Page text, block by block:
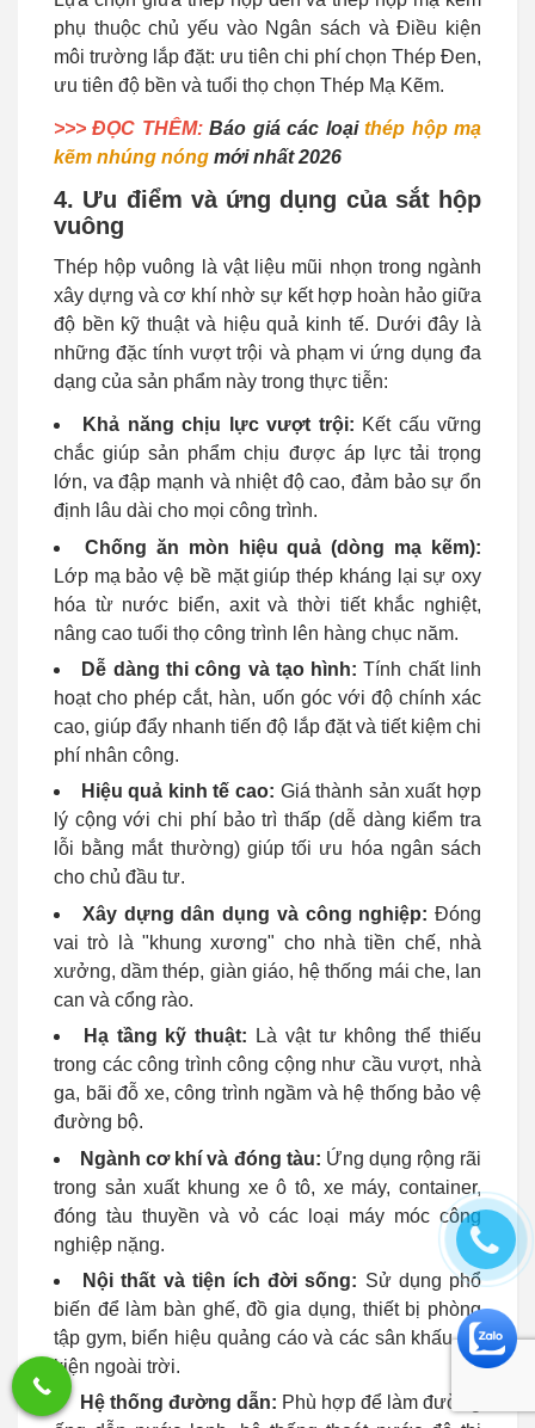
phụ thuộc chủ yếu vào Ngân sách và Điều kiện
môi trường lắp đặt: ưu tiên chi phí chọn Thép Đen,
ưu tiên độ bền và tuổi thọ chọn Thép Mạ Kẽm.
>>> ĐỌC THÊM:Báo giá các loạithép hộp mạ
kẽm nhúng nóng mới nhất 2026
4. Ưu điểm và ứng dụng của sắt hộp
vuông
Thép hộp vuông là vật liệu mũi nhọn trong ngành
xây dựng và cơ khí nhờ sự kết hợp hoàn hảo giữa
độ bền kỹ thuật và hiệu quả kinh tế. Dưới đây là
những đặc tính vượt trội và phạm vi ứng dụng đa
dạng của sản phẩm này trong thực tiễn:
Khả năng chịu lực vượt trội: Kết cấu vững
chắc giúp sản phẩm chịu được áp lực tải trọng
lớn, va đập mạnh và nhiệt độ cao, đảm bảo sự ổn
định lâu dài cho mọi công trình.
Chống ăn mòn hiệu quả (dòng mạ kẽm):
Lớp mạ bảo vệ bề mặt giúp thép kháng lại sự oxy
hóa từ nước biển, axit và thời tiết khắc nghiệt,
nâng cao tuổi thọ công trình lên hàng chục năm.
Dễ dàng thi công và tạo hình: Tính chất linh
hoạt cho phép cắt, hàn, uốn góc với độ chính xác
cao, giúp đẩy nhanh tiến độ lắp đặt và tiết kiệm chi
phí nhân công.
Hiệu quả kinh tế cao: Giá thành sản xuất hợp
lý cộng với chi phí bảo trì thấp (dễ dàng kiểm tra
lỗi bằng mắt thường) giúp tối ưu hóa ngân sách
cho chủ đầu tư.
Xây dựng dân dụng và công nghiệp: Đóng
vai trò là "khung xương" cho nhà tiền chế, nhà
xưởng, dầm thép, giàn giáo, hệ thống mái che, lan
can và cổng rào.
Hạ tầng kỹ thuật: Là vật tư không thể thiếu
trong các công trình công cộng như cầu vượt, nhà
ga, bãi đỗ xe, công trình ngầm và hệ thống bảo vệ
đường bộ.
Ngành cơ khí và đóng tàu: Ứng dụng rộng rãi
trong sản xuất khung xe ô tô, xe máy, container,
đóng tàu thuyền và vỏ các loại máy móc công
nghiệp nặng.
Nội thất và tiện ích đời sống: Sử dụng phổ
biến để làm bàn ghế, đồ gia dụng, thiết bị phòng
tập gym, biển hiệu quảng cáo và các sân khấu sự
kiện ngoài trời.
Hệ thống đường dẫn: Phù hợp để làm đường